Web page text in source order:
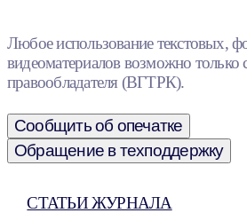
Любое использование текстовых,
видеоматериалов возможно только
правообладателя (ВГТРК).
Сообщить об опечатке
Обращение в техподдержку
СТАТЬИ ЖУРНАЛА